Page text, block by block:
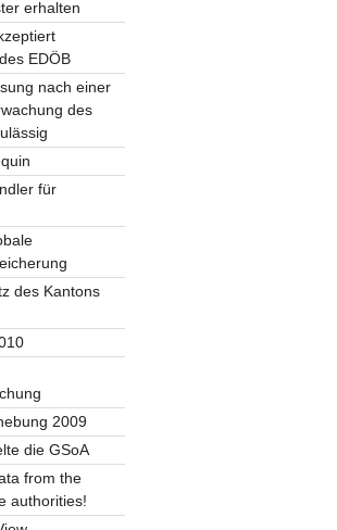
erhalten
EDÖB
nach einer
des
für
des Kantons
2009
die GSoA
from the
authorities!